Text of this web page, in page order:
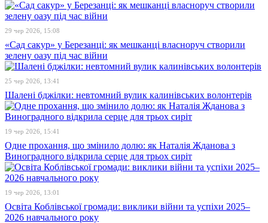
29 чер 2026, 15:08
«Сад сакур» у Березанці: як мешканці власноруч створили
зелену оазу під час війни
25 чер 2026, 13:41
Шалені бджілки: невтомний вулик калинівських волонтерів
19 чер 2026, 15:41
Одне прохання, що змінило долю: як Наталія Жданова з
Виноградного відкрила серце для трьох сиріт
19 чер 2026, 13:01
Освіта Коблівської громади: виклики війни та успіхи 2025–
2026 навчального року